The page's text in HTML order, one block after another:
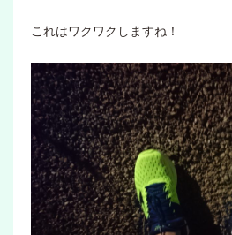
これはワクワクしますね！